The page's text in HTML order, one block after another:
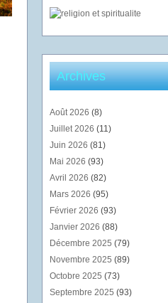
Archives
Août 2026 (8)
Juillet 2026 (11)
Juin 2026 (81)
Mai 2026 (93)
Avril 2026 (82)
Mars 2026 (95)
Février 2026 (93)
Janvier 2026 (88)
Décembre 2025 (79)
Novembre 2025 (89)
Octobre 2025 (73)
Septembre 2025 (93)